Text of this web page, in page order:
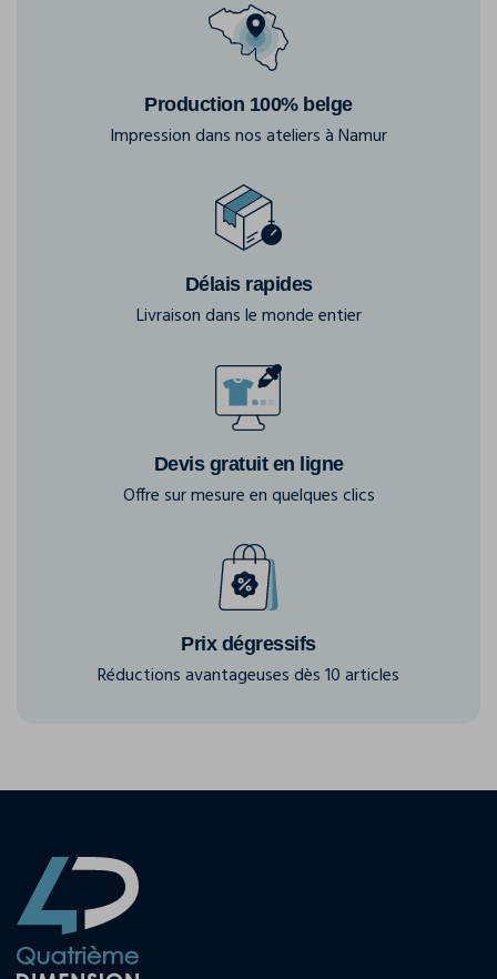
Production 100% belge
Impression dans nos ateliers à Namur
Délais rapides
Livraison dans le monde entier
Devis gratuit en ligne
Offre sur mesure en quelques clics
Prix dégressifs
Réductions avantageuses dès 10 articles